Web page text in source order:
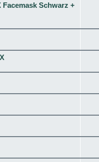
Schwarz +